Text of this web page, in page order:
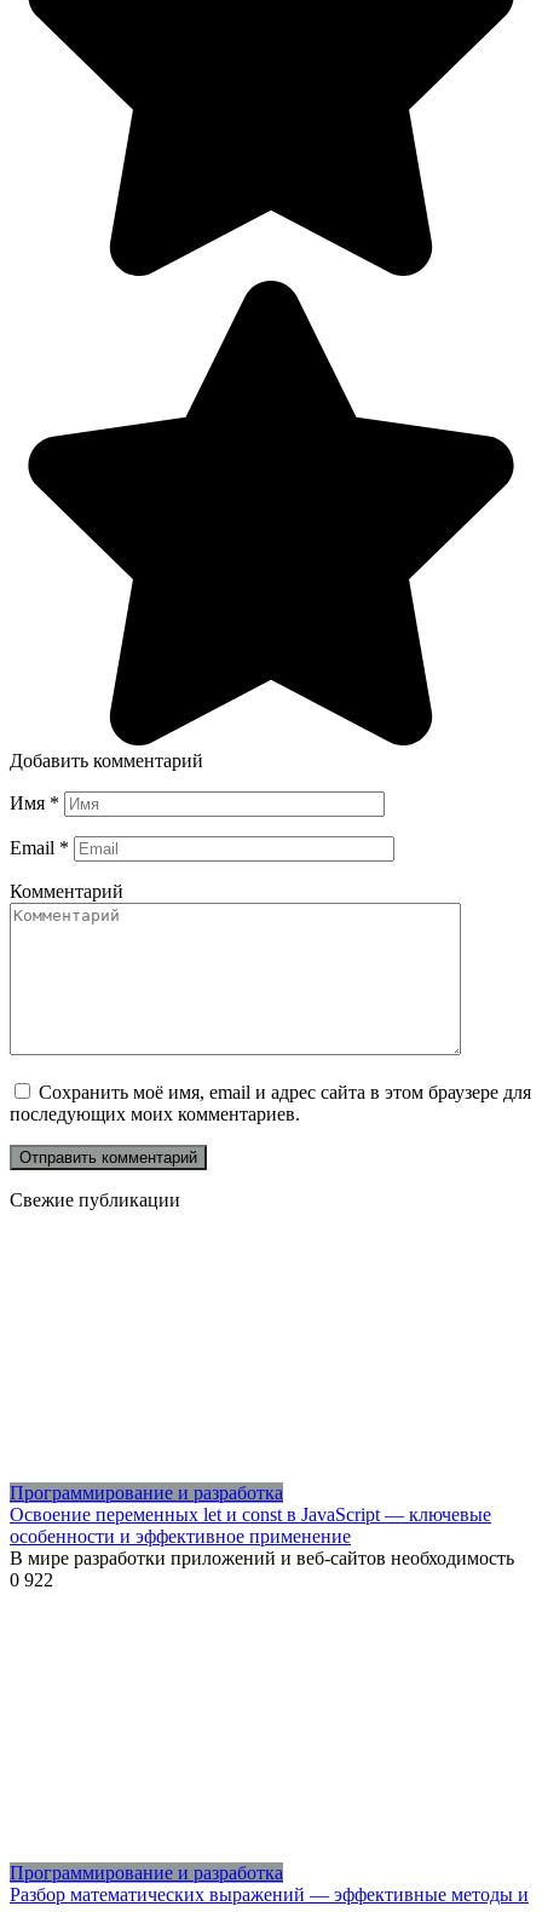
Добавить комментарий
Имя *
Email *
Комментарий
Сохранить моё имя, email и адрес сайта в этом браузере для
последующих моих комментариев.
Свежие публикации
Программирование и разработка
Освоение переменных let и const в JavaScript — ключевые
особенности и эффективное применение
В мире разработки приложений и веб-сайтов необходимость
0 922
Программирование и разработка
Разбор математических выражений — эффективные методы и